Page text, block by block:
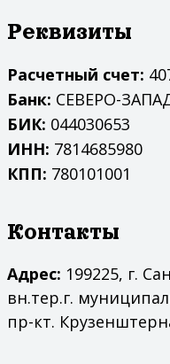
Реквизиты
Расчетный счет:
Банк: СЕВЕРО-
БИК: 044030653
ИНН: 7814685980
КПП: 780101001
Контакты
Адрес: 199225, г.
вн.тер.г.
пр-кт.